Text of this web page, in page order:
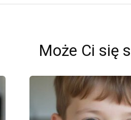
Może Ci się